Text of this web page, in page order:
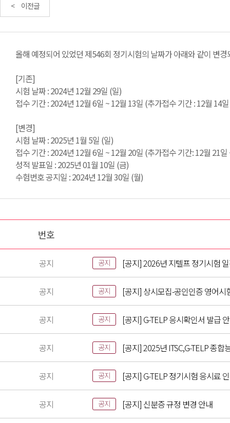
< 이전글
올해 예정되어 있었던 제546회 정기시험의 날짜가 아래와 같이 변
[기존]
시험 날짜 : 2024년 12월 29일 (일)
접수 기간 : 2024년 12월 6일 ~ 12월 13일 (추가접수 기간 : 12월 14
[변경]
시험 날짜 : 2025년 1월 5일 (일)
접수 기간 : 2024년 12월 6일 ~ 12월 20일 (추가접수 기간: 12월 21
성적 발표일 : 2025년 01월 10일 (금)
수험번호 공지일 : 2024년 12월 30일 (월)
번호
공지 공지 [공지] 2026년 지텔프 정기시험
공지 공지 [공지] 상시모집-공인인증 영어시
공지 공지 [공지] G-TELP 응시확인서 발급
공지 공지 [공지] 2025년 ITSC,G-TELP 종합
공지 공지 [공지] G-TELP 정기시험 응시료
공지 공지 [공지] 신분증 규정 변경 안내